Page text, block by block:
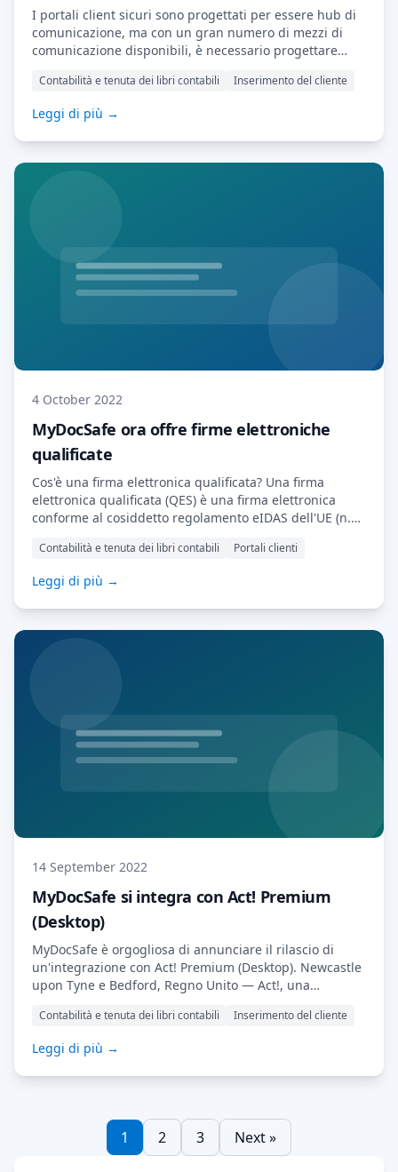
giusti
I portali client sicuri sono progettati per essere hub di
comunicazione, ma con un gran numero di mezzi di
comunicazione disponibili, è necessario progettare
i clienti per colpire nel segno. Dal tono giusto,
attraverso la giusta frequenza e il giusto contenuto, il
modo in cui comunichi avrà un impatto sulla
soddisfazione del cliente […] Leggi di più…
Contabilità e tenuta dei libri contabili Inserimento del cliente
Leggi di più →
4 October 2022
MyDocSafe ora offre firme elettroniche
qualificate
Cos'è una firma elettronica qualificata? Una firma
elettronica qualificata (QES) è una firma elettronica
conforme al cosiddetto regolamento eIDAS dell'UE (n.
mercato interno europeo. In poche parole, consente di
verificare la paternità di una firma elettronica. Si noti
che eIDAS richiede che a nessuna firma elettronica
venga negata la legalità […] Leggi di più…
Contabilità e tenuta dei libri contabili Portali clienti
Leggi di più →
14 September 2022
MyDocSafe si integra con Act! Premium
(Desktop)
MyDocSafe è orgogliosa di annunciare il rilascio di
un'integrazione con Act! Premium (Desktop). Newcastle
upon Tyne e Bedford, Regno Unito — Act!, una
clienti (CRM) e l'automazione del marketing per le
piccole e medie imprese, ha annunciato oggi
un'integrazione con MyDocSafe, un software all-in-one
per il flusso di lavoro dei documenti e la firma
Contabilità e tenuta dei libri contabili Inserimento del cliente
Leggi di più →
1 2 3 Next »